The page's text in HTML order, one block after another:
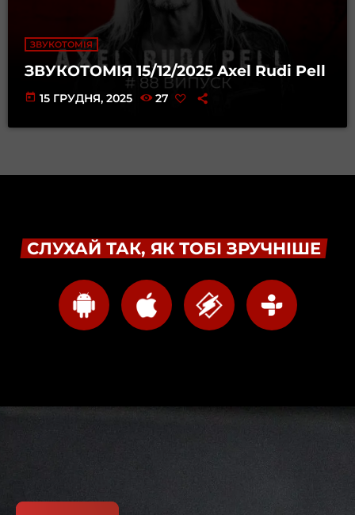
ЗВУКОТОМІЯ
ЗВУКОТОМІЯ 15/12/2025 Axel Rudi Pell
today 15 ГРУДНЯ, 2025 27
СЛУХАЙ ТАК, ЯК ТОБІ ЗРУЧНІШЕ